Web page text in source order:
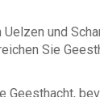
und
Sie